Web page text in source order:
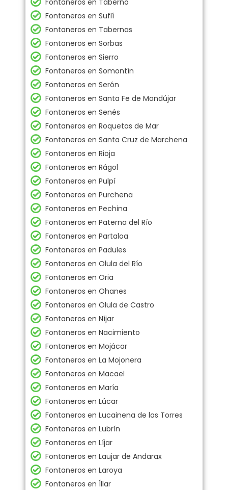
Fontaneros en Taberno
Fontaneros en Suflí
Fontaneros en Tabernas
Fontaneros en Sorbas
Fontaneros en Sierro
Fontaneros en Somontín
Fontaneros en Serón
Fontaneros en Santa Fe de Mondújar
Fontaneros en Senés
Fontaneros en Roquetas de Mar
Fontaneros en Santa Cruz de Marchena
Fontaneros en Rioja
Fontaneros en Rágol
Fontaneros en Pulpí
Fontaneros en Purchena
Fontaneros en Pechina
Fontaneros en Paterna del Río
Fontaneros en Partaloa
Fontaneros en Padules
Fontaneros en Olula del Río
Fontaneros en Oria
Fontaneros en Ohanes
Fontaneros en Olula de Castro
Fontaneros en Níjar
Fontaneros en Nacimiento
Fontaneros en Mojácar
Fontaneros en La Mojonera
Fontaneros en Macael
Fontaneros en María
Fontaneros en Lúcar
Fontaneros en Lucainena de las Torres
Fontaneros en Lubrín
Fontaneros en Líjar
Fontaneros en Laujar de Andarax
Fontaneros en Laroya
Fontaneros en Íllar